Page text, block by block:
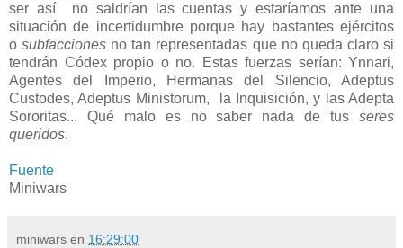
ser así no saldrían las cuentas y estaríamos ante una
situación de incertidumbre porque hay bastantes ejércitos
osubfacciones no tan representadas que no queda claro si
tendrán Códex propio o no. Estas fuerzas serían: Ynnari,
Agentes del Imperio, Hermanas del Silencio, Adeptus
Custodes, Adeptus Ministorum, la Inquisición, y las Adepta
Sororitas... Qué malo es no saber nada de tus seres
queridos.
Fuente
Miniwars
miniwars en 16:29:00